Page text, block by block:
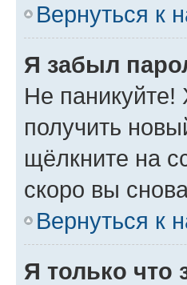
Вернуться к
Я забыл
Не паникуйте!
получить
щёлкните на
скоро вы
Вернуться к
Я только что